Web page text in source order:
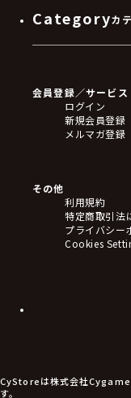
Categoryカ
フィギュア
アクリルスタ
バッジ
キーホルダ
ステッカー
タペストリ
アームサポ
ブレードホ
食品・飲料
アパレル小物
アクセサリ
会員登録／サービス
ログイン
新規会員登録
メルマガ登録
その他
利用規約
特定商取引法
プライバシー
Cookies
CyStoreは株式会社
す。